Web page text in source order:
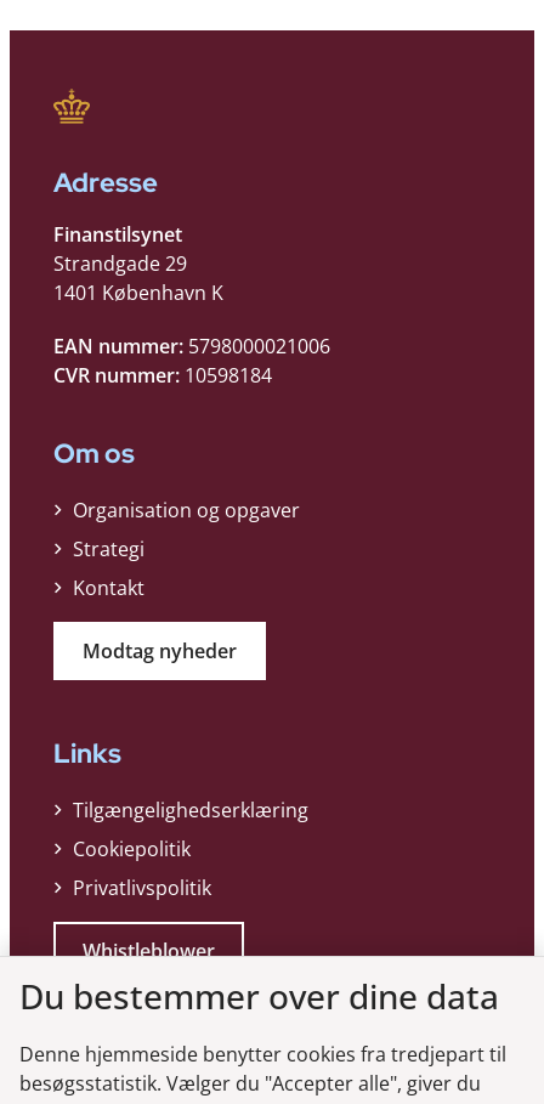
Adresse
Finanstilsynet
Strandgade 29
1401 København K
EAN nummer: 5798000021006
CVR nummer: 10598184
Om os
Organisation og opgaver
Strategi
Kontakt
Modtag nyheder
Links
Tilgængelighedserklæring
Cookiepolitik
Privatlivspolitik
Whistleblower
Du bestemmer over dine data
Denne hjemmeside benytter cookies fra tredjepart til
besøgsstatistik. Vælger du "Accepter alle", giver du